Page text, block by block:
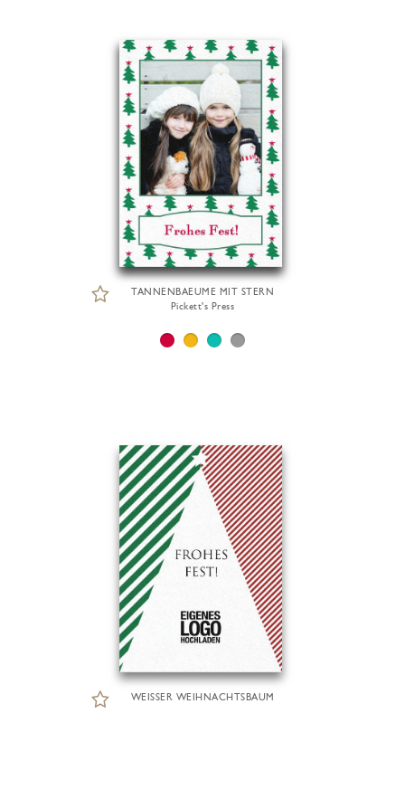
TANNENBAEUME MIT STERN
Pickett's Press
WEISSER WEIHNACHTSBAUM